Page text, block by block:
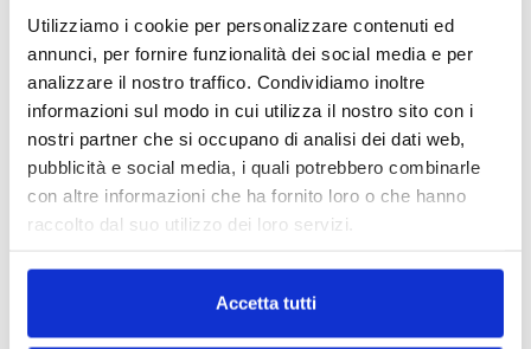
Utilizziamo i cookie per personalizzare contenuti ed
annunci, per fornire funzionalità dei social media e per
analizzare il nostro traffico. Condividiamo inoltre
informazioni sul modo in cui utilizza il nostro sito con i
nostri partner che si occupano di analisi dei dati web,
pubblicità e social media, i quali potrebbero combinarle
con altre informazioni che ha fornito loro o che hanno
raccolto dal suo utilizzo dei loro servizi.
Accetta tutti